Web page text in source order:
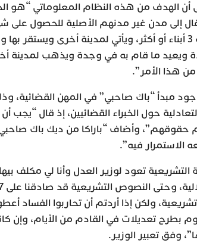
الهدف من هذه النظام المعلوماتي “هو
إلى مدن غير مدنهم الأصلية للحصول على
في وجدة ويخلف 3 أبناء أو أكثر، ويأتي لمدينة أخرى
ويعيد ما قام به في وجدة ويذهب لمدينة
من هذا الأمر”.
مبدأ “باك صاحبي” في المهن القضائية،
حول الخبراء القضائيين، إذ قال “يجب
حقوقهم”، وأضاف “باراكا من ديك باك صاحبي
الاستمرار فيه”.
التشريعية تعود لوزير العدل وأنا لي مكلف
ولكن إذا أردتم أن تحاربوا الفساد
بطرح تعديلات في القادم من الأيام، وإن
وفق تعبير الوزير.